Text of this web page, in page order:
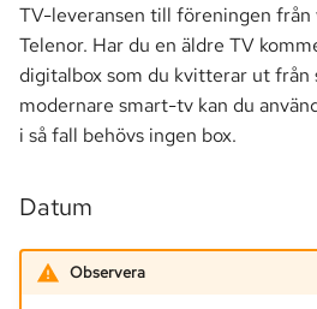
l
i
s
r
a
Ekonomi
Fastighet
Mark
Markförsäljning
Andrahandsuthyrning
Vid flytt
Trygghetslarm
Seniorklubben
TV-leveransen till föreningen
Telenor. Har du en äldre TV
digitalbox som du kvitterar ut från
modernare smart-tv kan du
i så fall behövs ingen box.
Datum
Observera